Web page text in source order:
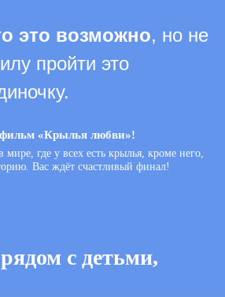
это возможно, но не
пройти это
«Крылья любви»!
где у всех есть крылья, кроме него,
Вас ждёт счастливый финал!
с детьми,